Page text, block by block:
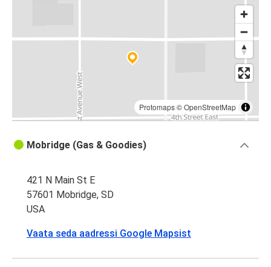
Protomaps©OpenStreetMap
Mobridge (Gas & Goodies)
421 N Main St E
57601 Mobridge, SD
USA
Vaata seda aadressi Google Mapsist